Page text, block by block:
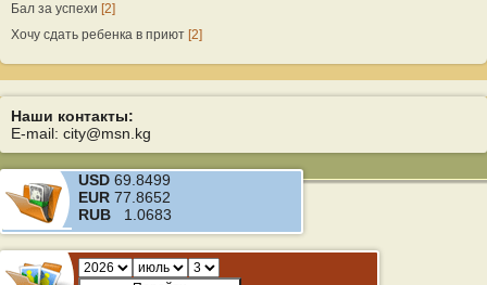
Бал за успехи [2]
Хочу сдать ребенка в приют [2]
Наши контакты:
E-mail: city@msn.kg
USD 69.8499
EUR 77.8652
RUB 1.0683